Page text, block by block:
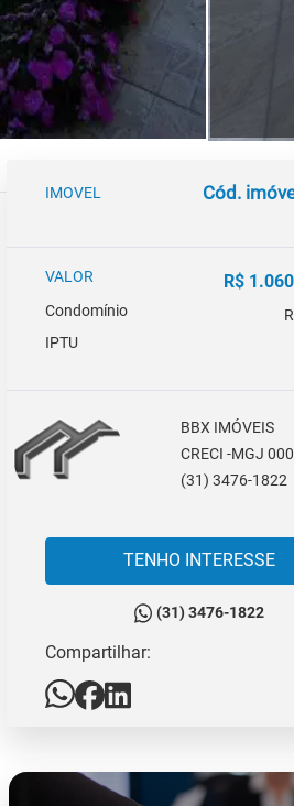
IMOVEL Cód.
VALOR R$
Condomínio
IPTU
BBX IMÓVEIS
CRECI -MGJ
(31) 3476-1822
TENHO INTERESSE
(31) 3476-1822
Compartilhar: